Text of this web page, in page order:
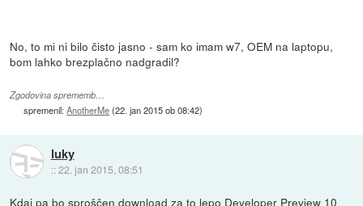
No, to mi ni bilo čisto jasno - sam ko imam w7, OEM na laptopu,
bom lahko brezplačno nadgradil?
Zgodovina sprememb…
spremenil:AnotherMe(22. jan 2015 ob 08:42)
luky
::22. jan 2015, 08:51
Kdaj pa bo sproščen download za to lepo Developer Preview 10